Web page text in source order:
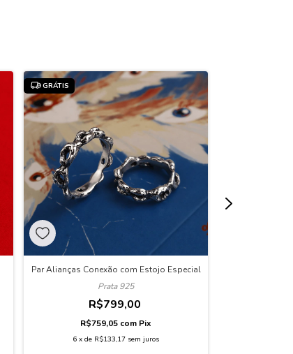
GRÁTIS
Par Alianças Conexão com Estojo Especial
Prata 925
R$799,00
R$759,05 com Pix
6 x de R$133,17 sem juros